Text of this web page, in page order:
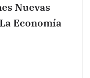
Nuevas
Economía